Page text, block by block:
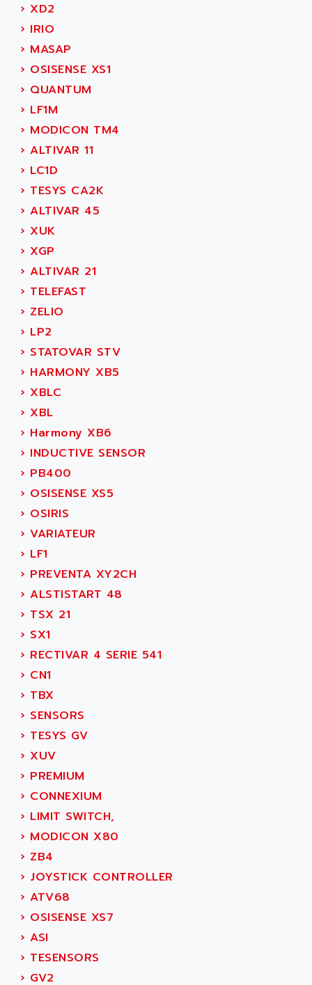
CQM1H
RECTIVAR 4
ALTIVAR 16
ALTIVAR 66
MICROMASTER
SQUARE D
SY/MAX
ADVANTYS
APRIL 3000
VT5000
VT
VSPA1
FERROMATIK PMC 1000
LCA
CNC ALPHA
SMART TOUCH
PROVIT 5000
S4-S4C
SIAX
FESTO ELECTRONIC
PCS095
TOUCHVIEW
RJ2
MULTI-SERVO
PCS
RECTIVAR 4 SERIE 641
SLC 500
COMPACTLOGIX
FLEX I/O
MICROLOGIX 1200
PANELVIEW 1000
NT620C
SIMATIC S5-101
S900 II
S900
PHASEO
SIMATIC FIELD PG
AEE
AEEON
AEES
AEG
AEG MODICON
AEL CRYSTALS
AEM
AEP
AERMEC
AERO - SHARP
AEROSEC INDUSTRIE
AEROTECH
AES
AEV
AFAG
AFDI
AG ASSOCIATES
AGASTAT
AGDE
AGE POWERBLOCK
AGETEM
AGI
AGILENT
AGILENT TECHNOLOGIES
AGILER
AGS
AGUT
AHEAD SYSTEMS
AHLBERG ELECTRONICS
AIP SYSTEMES
AIR
AIR ET PULVERISATION
AIR LIQUIDE
AIR WORTHINGTON CREYSSENSAC
AIRBUS
AIRCOM
AIRMASTER R1
› XD2
› IRIO
› MASAP
› OSISENSE XS1
› QUANTUM
› LF1M
› MODICON TM4
› ALTIVAR 11
› LC1D
› TESYS CA2K
› ALTIVAR 45
› XUK
› XGP
› ALTIVAR 21
› TELEFAST
› ZELIO
› LP2
› STATOVAR STV
› HARMONY XB5
› XBLC
› XBL
› Harmony XB6
› INDUCTIVE SENSOR
› PB400
› OSISENSE XS5
› OSIRIS
› VARIATEUR
› LF1
› PREVENTA XY2CH
› ALSTISTART 48
› TSX 21
› SX1
› RECTIVAR 4 SERIE 541
› CN1
› TBX
› SENSORS
› TESYS GV
› XUV
› PREMIUM
› CONNEXIUM
› LIMIT SWITCH,
› MODICON X80
› ZB4
› JOYSTICK CONTROLLER
› ATV68
› OSISENSE XS7
› ASI
› TESENSORS
› GV2